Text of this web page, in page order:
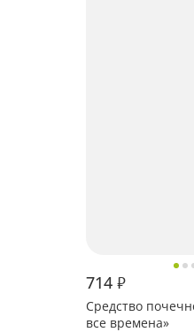
714 ₽
Средство
все времена»